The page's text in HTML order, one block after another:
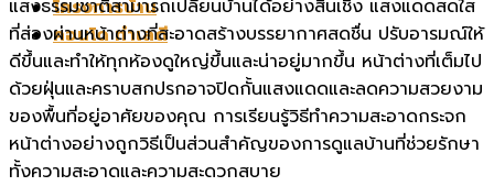
โครงการบ้าน
คอนโด ทำเลดี
แสงธรรมชาติสามารถเปลี่ยนบ้านได้อย่างสิ้นเชิง แสงแดดสดใส
ที่ส่องผ่านหน้าต่างที่สะอาดสร้างบรรยากาศสดชื่น ปรับอารมณ์ให้
ดีขึ้นและทำให้ทุกห้องดูใหญ่ขึ้นและน่าอยู่มากขึ้น หน้าต่างที่เต็มไป
ด้วยฝุ่นและคราบสกปรกอาจปิดกั้นแสงแดดและลดความสวยงาม
ของพื้นที่อยู่อาศัยของคุณ การเรียนรู้วิธีทำความสะอาดกระจก
หน้าต่างอย่างถูกวิธีเป็นส่วนสำคัญของการดูแลบ้านที่ช่วยรักษา
ทั้งความสะอาดและความสะดวกสบาย